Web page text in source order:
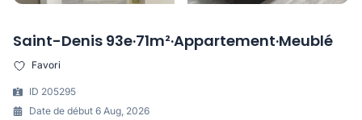
Saint-Denis 93e·71m²·Appartement·Meublé
Favori
ID 205295
Date de début 6 Aug, 2026